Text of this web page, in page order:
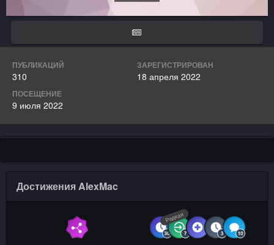
ПУБЛИКАЦИЙ
310
ЗАРЕГИСТРИРОВАН
18 апреля 2022
ПОСЕЩЕНИЕ
9 июля 2022
Достижения AlexMac
Редкая